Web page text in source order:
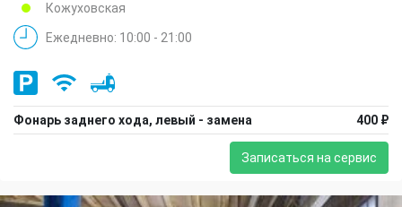
Кожуховская
Ежедневно: 10:00 - 21:00
Фонарь заднего хода, левый - замена 400 ₽
Записаться на сервис